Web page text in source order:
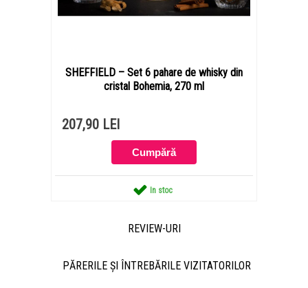
SHEFFIELD – Set 6 pahare de whisky din
cristal Bohemia, 270 ml
207,90 LEI
In stoc
REVIEW-URI
PĂRERILE ŞI ÎNTREBĂRILE VIZITATORILOR